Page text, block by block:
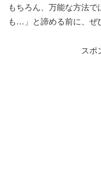
もちろん、万能な方法
も…」と諦める前に、ぜ
スポ